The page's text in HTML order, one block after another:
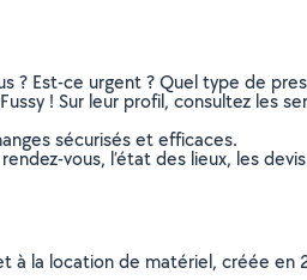
? Est-ce urgent ? Quel type de
! Sur leur profil, consultez les
sécurisés et efficaces.
vous, l’état des lieux, les
la location de matériel, créée